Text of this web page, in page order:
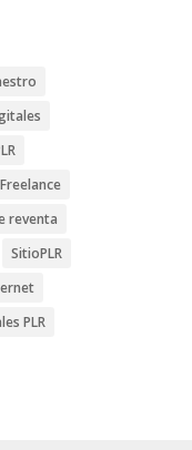
reventa
SitioPLR
PLR